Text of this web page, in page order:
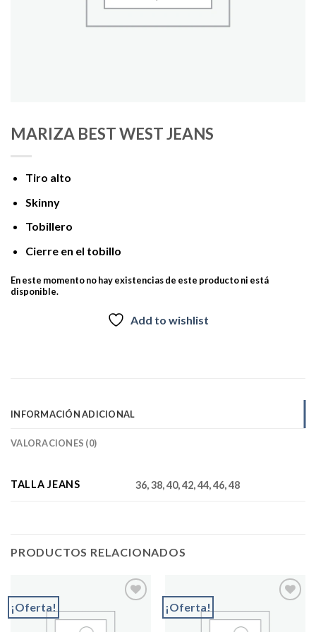
MARIZA BEST WEST JEANS
Tiro alto
Skinny
Tobillero
Cierre en el tobillo
En este momento no hay existencias de este producto ni está
disponible.
Add to wishlist
INFORMACIÓN ADICIONAL
VALORACIONES (0)
TALLA JEANS 36, 38, 40, 42, 44, 46, 48
PRODUCTOS RELACIONADOS
¡Oferta! ¡Oferta!